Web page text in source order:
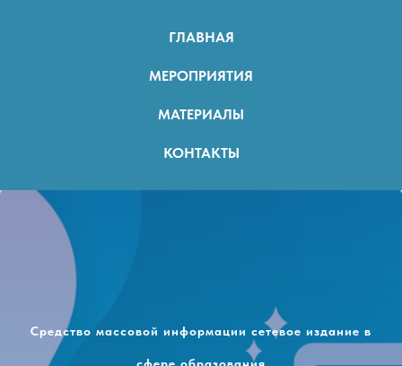
ГЛАВНАЯ
МЕРОПРИЯТИЯ
МАТЕРИАЛЫ
КОНТАКТЫ
Средство массовой информации сетевое издание в